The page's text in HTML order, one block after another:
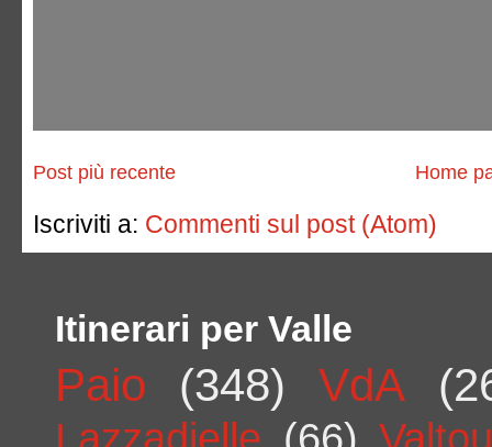
Post più recente Home
Iscriviti a: Commenti sul post (Atom)
Itinerari per Valle
Paio (348) VdA
Lazzadielle (66)